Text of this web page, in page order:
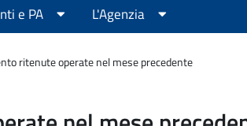
e PA L'Agenzia
ritenute operate nel mese precedente